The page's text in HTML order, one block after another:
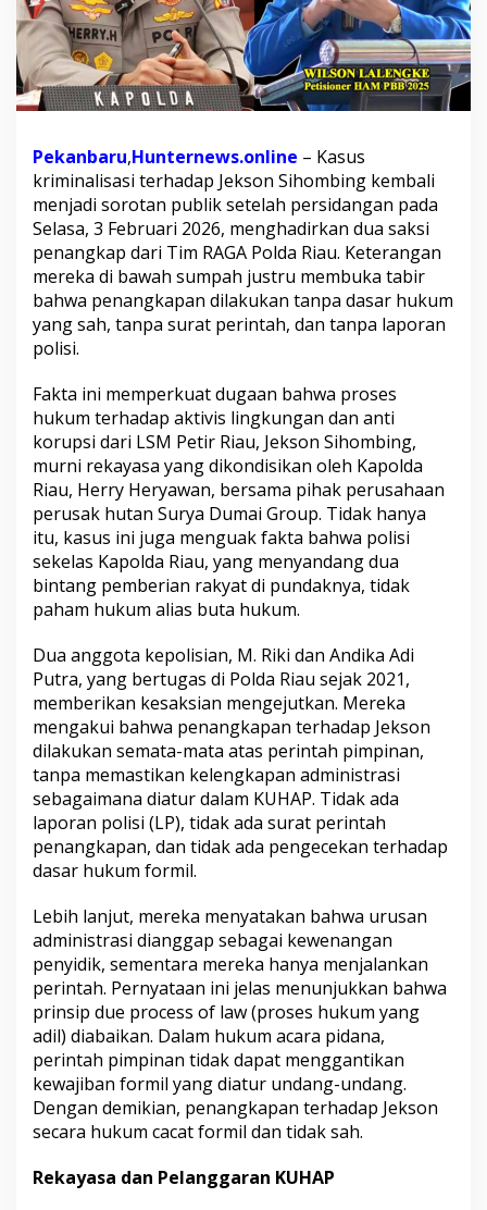
a
w
a
n
T
e
b
u
k
i
B
t
a
H
u
m
,
P
e
r
s
i
d
a
n
g
a
J
e
k
o
n
S
i
h
o
m
n
g
H
a
r
u
s
D
i
h
e
n
k
Pekanbaru,Hunternews.online – Kasus
kriminalisasi terhadap Jekson Sihombing kembali
menjadi sorotan publik setelah persidangan pada
Selasa, 3 Februari 2026, menghadirkan dua saksi
penangkap dari Tim RAGA Polda Riau. Keterangan
mereka di bawah sumpah justru membuka tabir
bahwa penangkapan dilakukan tanpa dasar hukum
yang sah, tanpa surat perintah, dan tanpa laporan
polisi.
Fakta ini memperkuat dugaan bahwa proses
hukum terhadap aktivis lingkungan dan anti
korupsi dari LSM Petir Riau, Jekson Sihombing,
murni rekayasa yang dikondisikan oleh Kapolda
Riau, Herry Heryawan, bersama pihak perusahaan
perusak hutan Surya Dumai Group. Tidak hanya
itu, kasus ini juga menguak fakta bahwa polisi
sekelas Kapolda Riau, yang menyandang dua
bintang pemberian rakyat di pundaknya, tidak
paham hukum alias buta hukum.
Dua anggota kepolisian, M. Riki dan Andika Adi
Putra, yang bertugas di Polda Riau sejak 2021,
memberikan kesaksian mengejutkan. Mereka
mengakui bahwa penangkapan terhadap Jekson
dilakukan semata-mata atas perintah pimpinan,
tanpa memastikan kelengkapan administrasi
sebagaimana diatur dalam KUHAP. Tidak ada
laporan polisi (LP), tidak ada surat perintah
penangkapan, dan tidak ada pengecekan terhadap
dasar hukum formil.
Lebih lanjut, mereka menyatakan bahwa urusan
administrasi dianggap sebagai kewenangan
penyidik, sementara mereka hanya menjalankan
perintah. Pernyataan ini jelas menunjukkan bahwa
prinsip due process of law (proses hukum yang
adil) diabaikan. Dalam hukum acara pidana,
perintah pimpinan tidak dapat menggantikan
kewajiban formil yang diatur undang-undang.
Dengan demikian, penangkapan terhadap Jekson
secara hukum cacat formil dan tidak sah.
Rekayasa dan Pelanggaran KUHAP